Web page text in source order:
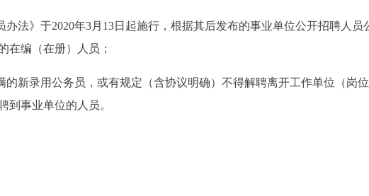
法》于2020年3月13日起施行，根据其后发布的事业单位公开招聘人员
在编（在册）人员；
的新录用公务员，或有规定（含协议明确）不得解聘离开工作单位（岗
到事业单位的人员。